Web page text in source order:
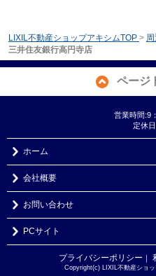
LIXIL不動産ショップアキシムTOP >
三井住友銀行高円寺店
ページ
営業時間:9
定休
ホーム
会社概要
お問い合わせ
PCサイト
プライバシーポリシー ｜
Copyright(c) LIXIL不動産ショ